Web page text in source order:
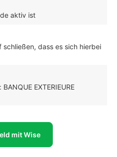
aktiv ist
schließen, dass es sich hierbei
EXTERIEURE
mit Wise